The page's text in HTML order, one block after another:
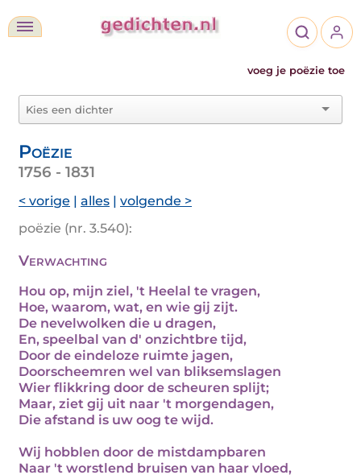
voeg je poëzie toe
Poëzie
1756 - 1831
< vorige | alles | volgende >
poëzie (nr. 3.540):
Verwachting
Hou op, mijn ziel, 't Heelal te vragen,
Hoe, waarom, wat, en wie gij zijt.
De nevelwolken die u dragen,
En, speelbal van d' onzichtbre tijd,
Door de eindeloze ruimte jagen,
Doorscheemren wel van bliksemslagen
Wier flikkring door de scheuren splijt;
Maar, ziet gij uit naar 't morgendagen,
Die afstand is uw oog te wijd.
Wij hobblen door de mistdampbaren
Naar 't worstlend bruisen van haar vloed,